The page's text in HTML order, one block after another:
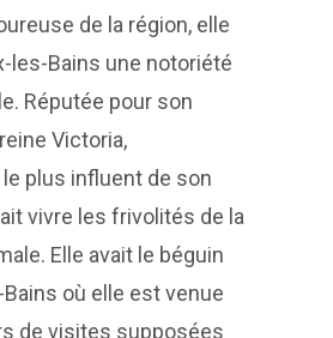
de la région, elle
les-Bains une notoriété
Réputée pour son
Victoria,
plus influent de son
vivre les frivolités de la
Elle avait le béguin
où elle est venue
de visites supposées